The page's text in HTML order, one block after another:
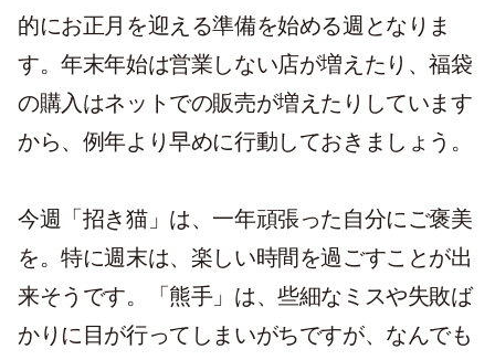
的にお正月を迎える準備を始める週となりま
す。年末年始は営業しない店が増えたり、福袋
の購入はネットでの販売が増えたりしています
から、例年より早めに行動しておきましょう。
今週「招き猫」は、一年頑張った自分にご褒美
を。特に週末は、楽しい時間を過ごすことが出
来そうです。「熊手」は、些細なミスや失敗ば
かりに目が行ってしまいがちですが、なんでも